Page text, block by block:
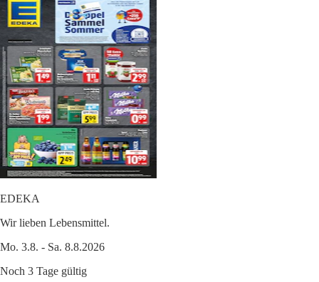
EDEKA
Wir lieben Lebensmittel.
Mo. 3.8. - Sa. 8.8.2026
Noch 3 Tage gültig